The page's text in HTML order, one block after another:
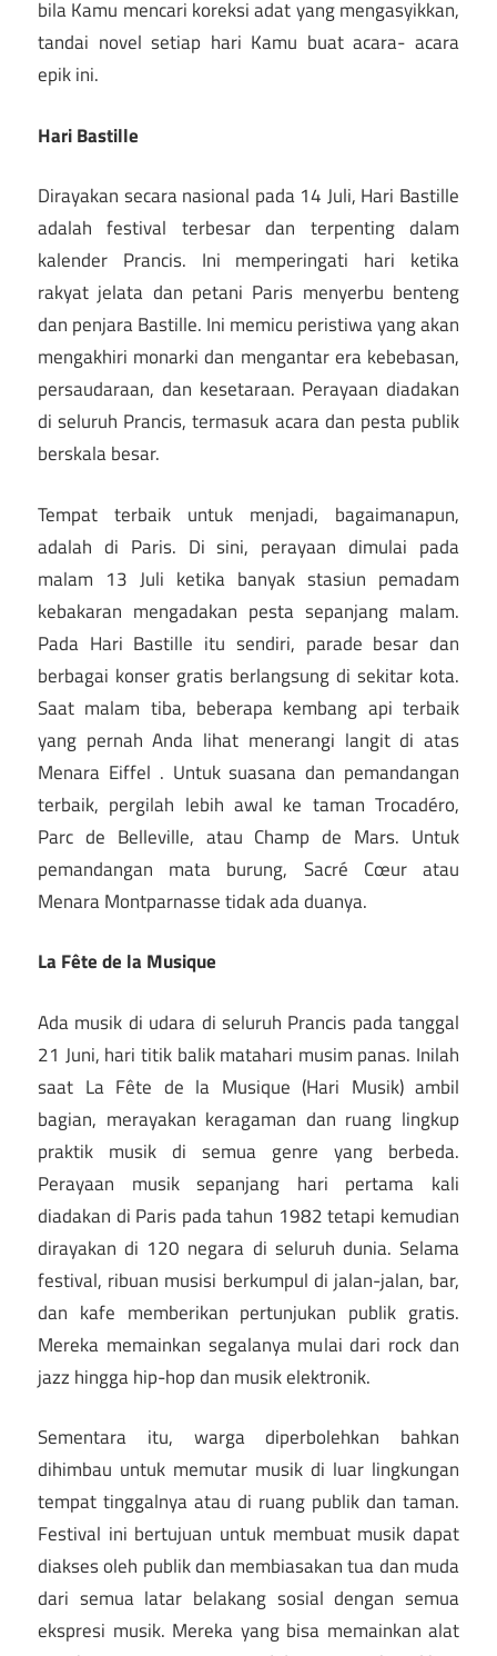
bila Kamu mencari koreksi adat yang mengasyikkan,
tandai novel setiap hari Kamu buat acara- acara
epik ini.
Hari Bastille
Dirayakan secara nasional pada 14 Juli, Hari Bastille
adalah festival terbesar dan terpenting dalam
kalender Prancis. Ini memperingati hari ketika
rakyat jelata dan petani Paris menyerbu benteng
dan penjara Bastille. Ini memicu peristiwa yang akan
mengakhiri monarki dan mengantar era kebebasan,
persaudaraan, dan kesetaraan. Perayaan diadakan
di seluruh Prancis, termasuk acara dan pesta publik
berskala besar.
Tempat terbaik untuk menjadi, bagaimanapun,
adalah di Paris. Di sini, perayaan dimulai pada
malam 13 Juli ketika banyak stasiun pemadam
kebakaran mengadakan pesta sepanjang malam.
Pada Hari Bastille itu sendiri, parade besar dan
berbagai konser gratis berlangsung di sekitar kota.
Saat malam tiba, beberapa kembang api terbaik
yang pernah Anda lihat menerangi langit di atas
Menara Eiffel . Untuk suasana dan pemandangan
terbaik, pergilah lebih awal ke taman Trocadéro,
Parc de Belleville, atau Champ de Mars. Untuk
pemandangan mata burung, Sacré Cœur atau
Menara Montparnasse tidak ada duanya.
La Fête de la Musique
Ada musik di udara di seluruh Prancis pada tanggal
21 Juni, hari titik balik matahari musim panas. Inilah
saat La Fête de la Musique (Hari Musik) ambil
bagian, merayakan keragaman dan ruang lingkup
praktik musik di semua genre yang berbeda.
Perayaan musik sepanjang hari pertama kali
diadakan di Paris pada tahun 1982 tetapi kemudian
dirayakan di 120 negara di seluruh dunia. Selama
festival, ribuan musisi berkumpul di jalan-jalan, bar,
dan kafe memberikan pertunjukan publik gratis.
Mereka memainkan segalanya mulai dari rock dan
jazz hingga hip-hop dan musik elektronik.
Sementara itu, warga diperbolehkan bahkan
dihimbau untuk memutar musik di luar lingkungan
tempat tinggalnya atau di ruang publik dan taman.
Festival ini bertujuan untuk membuat musik dapat
diakses oleh publik dan membiasakan tua dan muda
dari semua latar belakang sosial dengan semua
ekspresi musik. Mereka yang bisa memainkan alat